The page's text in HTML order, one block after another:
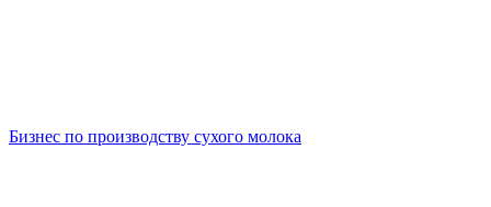
Бизнес по производству сухого молока